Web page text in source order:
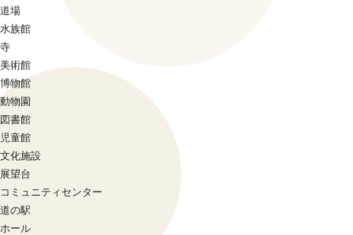
道場
水族館
寺
美術館
博物館
動物園
図書館
児童館
文化施設
展望台
コミュニティセンター
道の駅
ホール